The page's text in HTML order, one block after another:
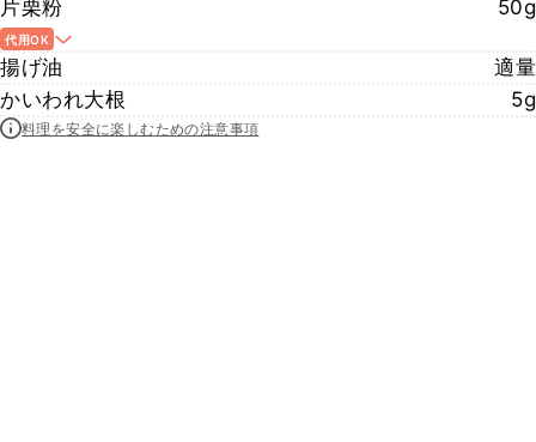
片栗粉
50g
代用OK
揚げ油
適量
かいわれ大根
5g
料理を安全に楽しむための注意事項